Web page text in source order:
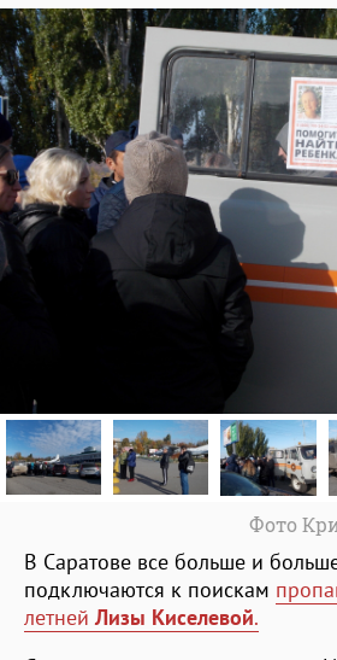
Фото
В Саратове все больше и
подключаются к поискам
летней Лизы Киселевой.